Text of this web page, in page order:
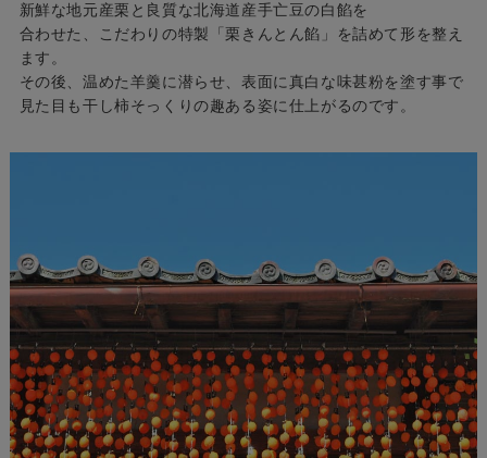
新鮮な地元産栗と良質な北海道産手亡豆の白餡を
合わせた、こだわりの特製「栗きんとん餡」を詰めて形を整え
ます。
その後、温めた羊羹に潜らせ、表面に真白な味甚粉を塗す事で
見た目も干し柿そっくりの趣ある姿に仕上がるのです。